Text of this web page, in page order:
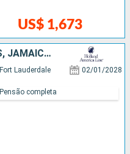
US$ 1,673
ESTADOS UNIDOS, BAHAMAS, JAMAICA, ISLAS CAIMÁN, HONDURAS, BELIZE, MÉXICO
Fort Lauderdale 02/01/2028
Pensão completa